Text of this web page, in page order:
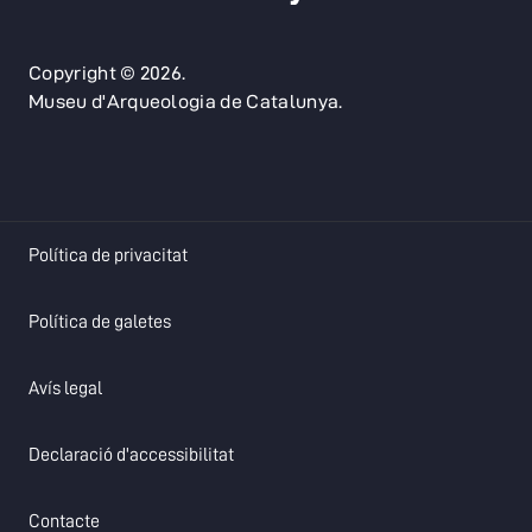
Copyright © 2026.
Museu d'Arqueologia de Catalunya.
Política de privacitatopens in a new tab
Política de galetesopens in a new tab
Avís legal
Declaració d'accessibilitatopens in a new tab
Contacte